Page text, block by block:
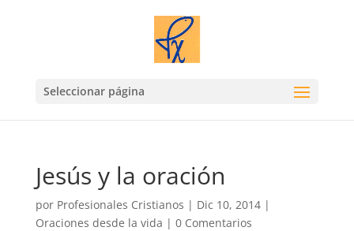
Seleccionar página
Jesús y la oración
por Profesionales Cristianos | Dic 10, 2014|
Oraciones desde la vida | 0 Comentarios